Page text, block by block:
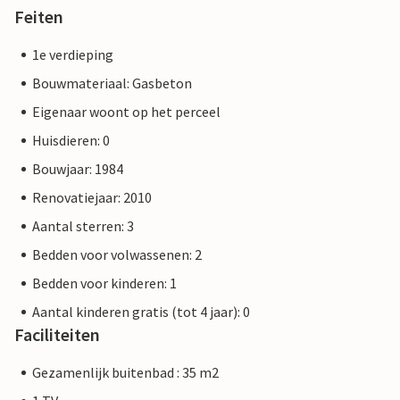
Feiten
1e verdieping
Bouwmateriaal: Gasbeton
Eigenaar woont op het perceel
Huisdieren: 0
Bouwjaar: 1984
Renovatiejaar: 2010
Aantal sterren: 3
Bedden voor volwassenen: 2
Bedden voor kinderen: 1
Aantal kinderen gratis (tot 4 jaar): 0
Faciliteiten
Gezamenlijk buitenbad : 35 m2